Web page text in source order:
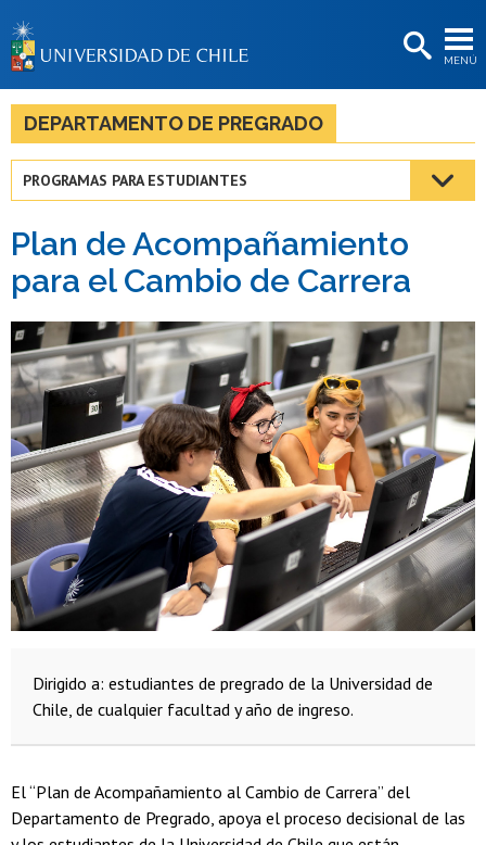
MENÚ
BIBLIOTECAS
LA UNIVERSIDAD
Estudiantes
Académicas/os
Funcionarias/os
Egresadas/os
DEPARTAMENTO DE PREGRADO
PROGRAMAS PARA ESTUDIANTES
Plan de Acompañamiento
para el Cambio de Carrera
Dirigido a: estudiantes de pregrado de la Universidad de
Chile, de cualquier facultad y año de ingreso.
El “Plan de Acompañamiento al Cambio de Carrera” del
Departamento de Pregrado, apoya el proceso decisional de las